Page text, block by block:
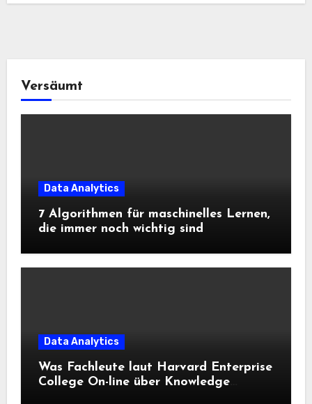
Versäumt
Data Analytics
7 Algorithmen für maschinelles Lernen,
die immer noch wichtig sind
Data Analytics
Was Fachleute laut Harvard Enterprise
College On-line über Knowledge